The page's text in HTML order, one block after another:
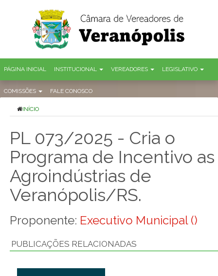
PÁGINA INICIAL INSTITUCIONAL VEREADORES LEGISLATIVO
COMISSÕES FALE CONOSCO
INÍCIO
PL 073/2025 - Cria o
Programa de Incentivo as
Agroindústrias de
Veranópolis/RS.
Proponente: Executivo Municipal ()
PUBLICAÇÕES RELACIONADAS